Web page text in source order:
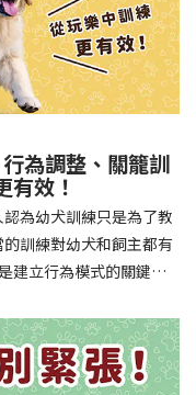
為調整、關籠訓
有效！
為幼犬訓練只是為了教
訓練對幼犬和飼主都有
建立行為模式的關鍵時
立安全健康的生活環境
免危險行為和破壞家具。
犬咬電線或誤食有害物